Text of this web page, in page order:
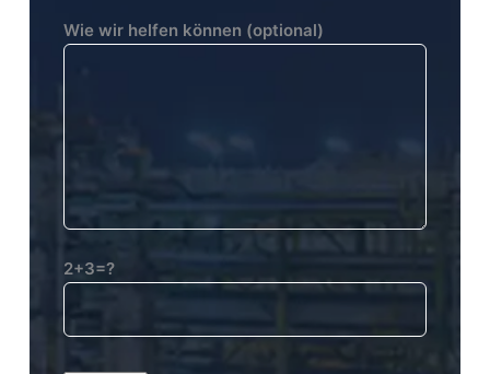
Wie wir helfen können (optional)
2+3=?